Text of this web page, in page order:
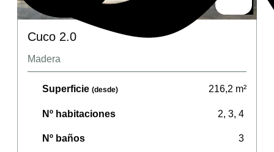
Cuco 2.0
Madera
Superficie (desde) 216,2 m²
Nº habitaciones 2, 3, 4
Nº baños 3